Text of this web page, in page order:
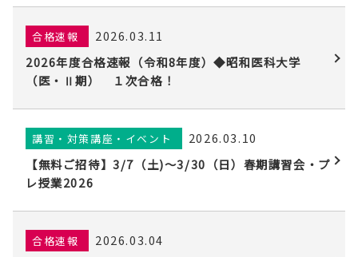
合格速報
2026.03.11
2026年度合格速報（令和8年度）◆昭和医科大学
（医・Ⅱ期） １次合格！
講習・対策講座・イベント
2026.03.10
【無料ご招待】3/7（土)〜3/30（日）春期講習会・プ
レ授業2026
合格速報
2026.03.04